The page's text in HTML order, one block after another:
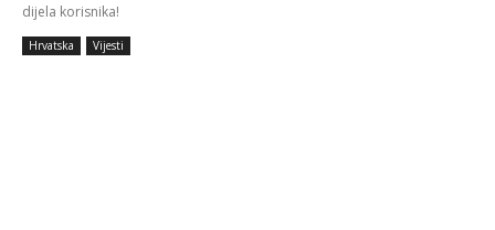
dijela korisnika!
Hrvatska Vijesti